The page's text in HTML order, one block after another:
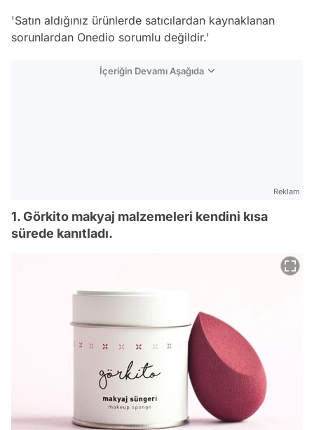
'Satın aldığınız ürünlerde satıcılardan kaynaklanan
sorunlardan Onedio sorumlu değildir.'
İçeriğin Devamı Aşağıda
Reklam
1. Görkito makyaj malzemeleri kendini kısa
sürede kanıtladı.